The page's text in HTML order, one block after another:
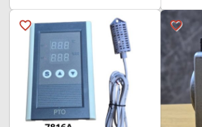
favorite_border
favorite_border